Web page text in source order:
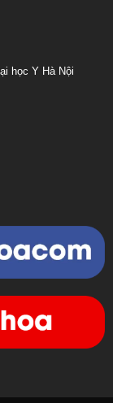
học Y Hà Nội